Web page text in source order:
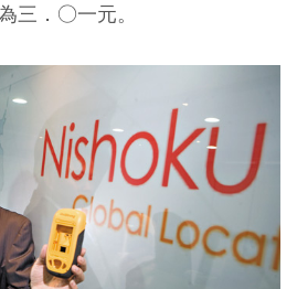
三．○一元。